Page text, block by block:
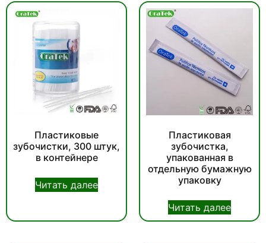
Пластиковые
зубочистки, 300 штук,
в контейнере
Читать далее
Пластиковая
зубочистка,
упакованная в
отдельную бумажную
упаковку
Читать далее